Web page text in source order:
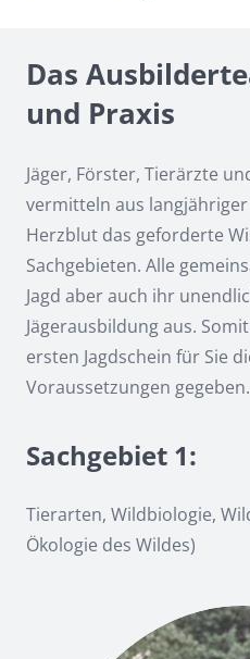
Das
und Praxis
Jäger, Förster, Tierärzte
vermitteln aus
Herzblut das geforderte
Sachgebieten. Alle
Jagd aber auch ihr
Jägerausbildung aus.
ersten Jagdschein für Sie
Voraussetzungen gegeben.
Sachgebiet 1:
Tierarten, Wildbiologie,
Ökologie des Wildes)